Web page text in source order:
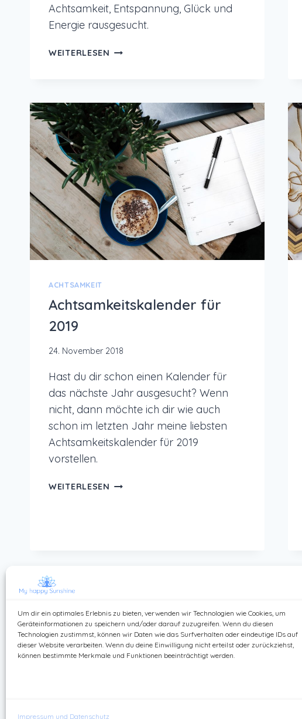
Um dir ein optimales Erlebnis zu bieten, verwenden wir Technologien wie Cookies, um
Geräteinformationen zu speichern und/oder darauf zuzugreifen. Wenn du diesen
Technologien zustimmst, können wir Daten wie das Surfverhalten oder eindeutige IDs auf
dieser Website verarbeiten. Wenn du deine Einwilligung nicht erteilst oder zurückziehst,
können bestimmte Merkmale und Funktionen beeinträchtigt werden.
Impressum und Datenschutz
Achtsamkeit, Entspannung, Glück und
Energie rausgesucht.
WEITERLESEN WEIHNACHTSGESCHENKE
ENTSPANNUNG
UND
ENERGIE
ACHTSAMKEIT
Achtsamkeitskalender für
2019
24. November 2018
Hast du dir schon einen Kalender für
das nächste Jahr ausgesucht? Wenn
nicht, dann möchte ich dir wie auch
schon im letzten Jahr meine liebsten
Achtsamkeitskalender für 2019
vorstellen.
WEITERLESEN ACHTSAMKEITSKALENDER
Kontakt